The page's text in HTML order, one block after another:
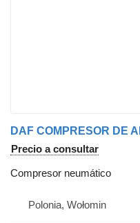
Precio a consultar
Compresor neumático
Polonia, Wołomin